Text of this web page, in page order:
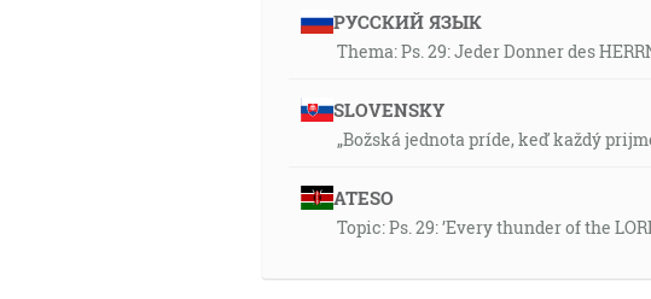
РУССКИЙ ЯЗЫК
Thema: Ps. 29: Jeder Donner des
SLOVENSKY
„Božská jednota príde, keď každý
ATESO
Topic: Ps. 29: ’Every thunder of the